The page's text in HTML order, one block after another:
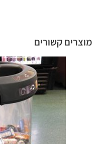
מוצרים קשורים